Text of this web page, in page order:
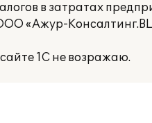
в затратах
«Ажур-
1С не возражаю.